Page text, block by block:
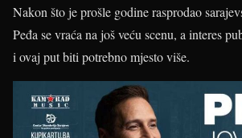
Nakon što je prošle godine rasprodao
Peđa se vraća na još veću scenu, a interes
i ovaj put biti potrebno mjesto više.